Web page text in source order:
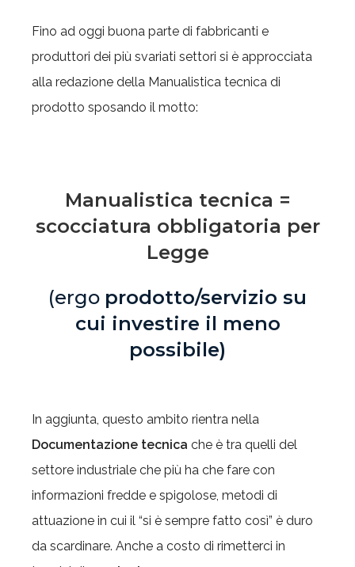
Fino ad oggi buona parte di fabbricanti e
produttori dei più svariati settori si è approcciata
alla redazione della Manualistica tecnica di
prodotto sposando il motto:
Manualistica tecnica =
scocciatura obbligatoria per
Legge
(ergo prodotto/servizio su
cui investire il meno
possibile)
In aggiunta, questo ambito rientra nella
Documentazione tecnica che è tra quelli del
settore industriale che più ha che fare con
informazioni fredde e spigolose, metodi di
attuazione in cui il “si è sempre fatto così” è duro
da scardinare. Anche a costo di rimetterci in